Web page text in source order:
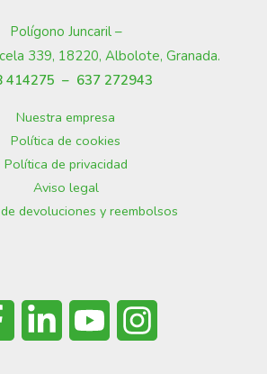
Polígono Juncaril –
339, 18220, Albolote, Granada.
414275 – 637 272943
Nuestra empresa
Política de cookies
Política de privacidad
Aviso legal
devoluciones y reembolsos